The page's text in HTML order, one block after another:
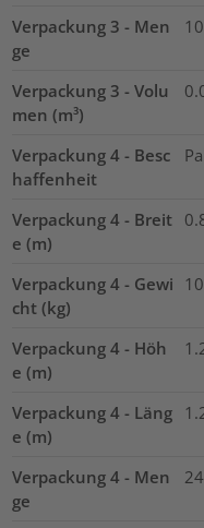
Verpackung 3 - Men
ge
Verpackung 3 - Volu
men (m³)
Verpackung 4 - Besc
haffenheit
Verpackung 4 - Breit
e (m)
Verpackung 4 - Gewi
cht (kg)
Verpackung 4 - Höh
e (m)
Verpackung 4 - Läng
e (m)
Verpackung 4 - Men
ge